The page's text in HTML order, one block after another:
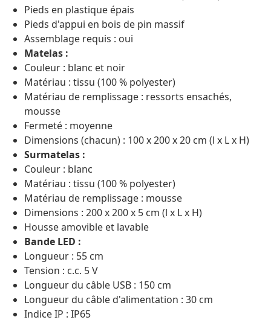
Pieds en plastique épais
Pieds d'appui en bois de pin massif
Assemblage requis : oui
Matelas :
Couleur : blanc et noir
Matériau : tissu (100 % polyester)
Matériau de remplissage : ressorts ensachés,
mousse
Fermeté : moyenne
Dimensions (chacun) : 100 x 200 x 20 cm (l x L x H)
Surmatelas :
Couleur : blanc
Matériau : tissu (100 % polyester)
Matériau de remplissage : mousse
Dimensions : 200 x 200 x 5 cm (l x L x H)
Housse amovible et lavable
Bande LED :
Longueur : 55 cm
Tension : c.c. 5 V
Longueur du câble USB : 150 cm
Longueur du câble d'alimentation : 30 cm
Indice IP : IP65